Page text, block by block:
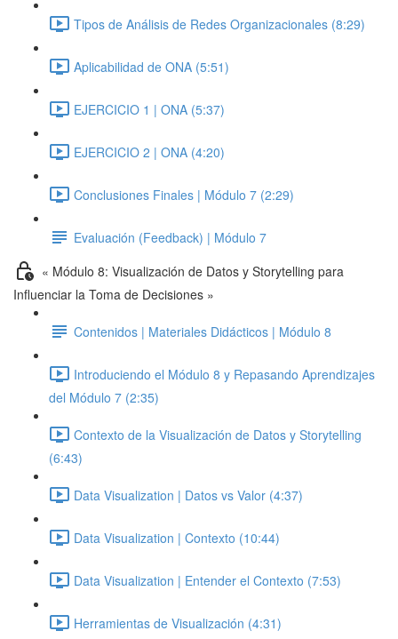
Tipos de Análisis de Redes Organizacionales (8:29)
Aplicabilidad de ONA (5:51)
EJERCICIO 1 | ONA (5:37)
EJERCICIO 2 | ONA (4:20)
Conclusiones Finales | Módulo 7 (2:29)
Evaluación (Feedback) | Módulo 7
« Módulo 8: Visualización de Datos y Storytelling para
Influenciar la Toma de Decisiones »
Contenidos | Materiales Didácticos | Módulo 8
Introduciendo el Módulo 8 y Repasando Aprendizajes
del Módulo 7 (2:35)
Contexto de la Visualización de Datos y Storytelling
(6:43)
Data Visualization | Datos vs Valor (4:37)
Data Visualization | Contexto (10:44)
Data Visualization | Entender el Contexto (7:53)
Herramientas de Visualización (4:31)